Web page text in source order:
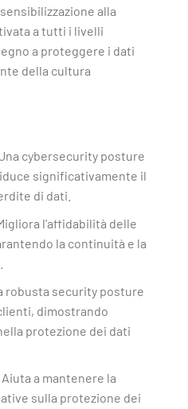
alla
a tutti i livelli
a proteggere i dati
della cultura
cybersecurity posture
significativamente il
di dati.
l’affidabilità delle
la continuità e la
robusta security posture
dimostrando
protezione dei dati
a mantenere la
sulla protezione dei